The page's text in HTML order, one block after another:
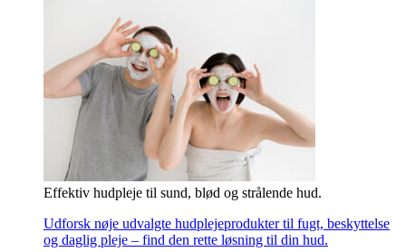
Effektiv hudpleje til sund, blød og strålende hud.
Udforsk nøje udvalgte hudplejeprodukter til fugt, beskyttelse
og daglig pleje – find den rette løsning til din hud.